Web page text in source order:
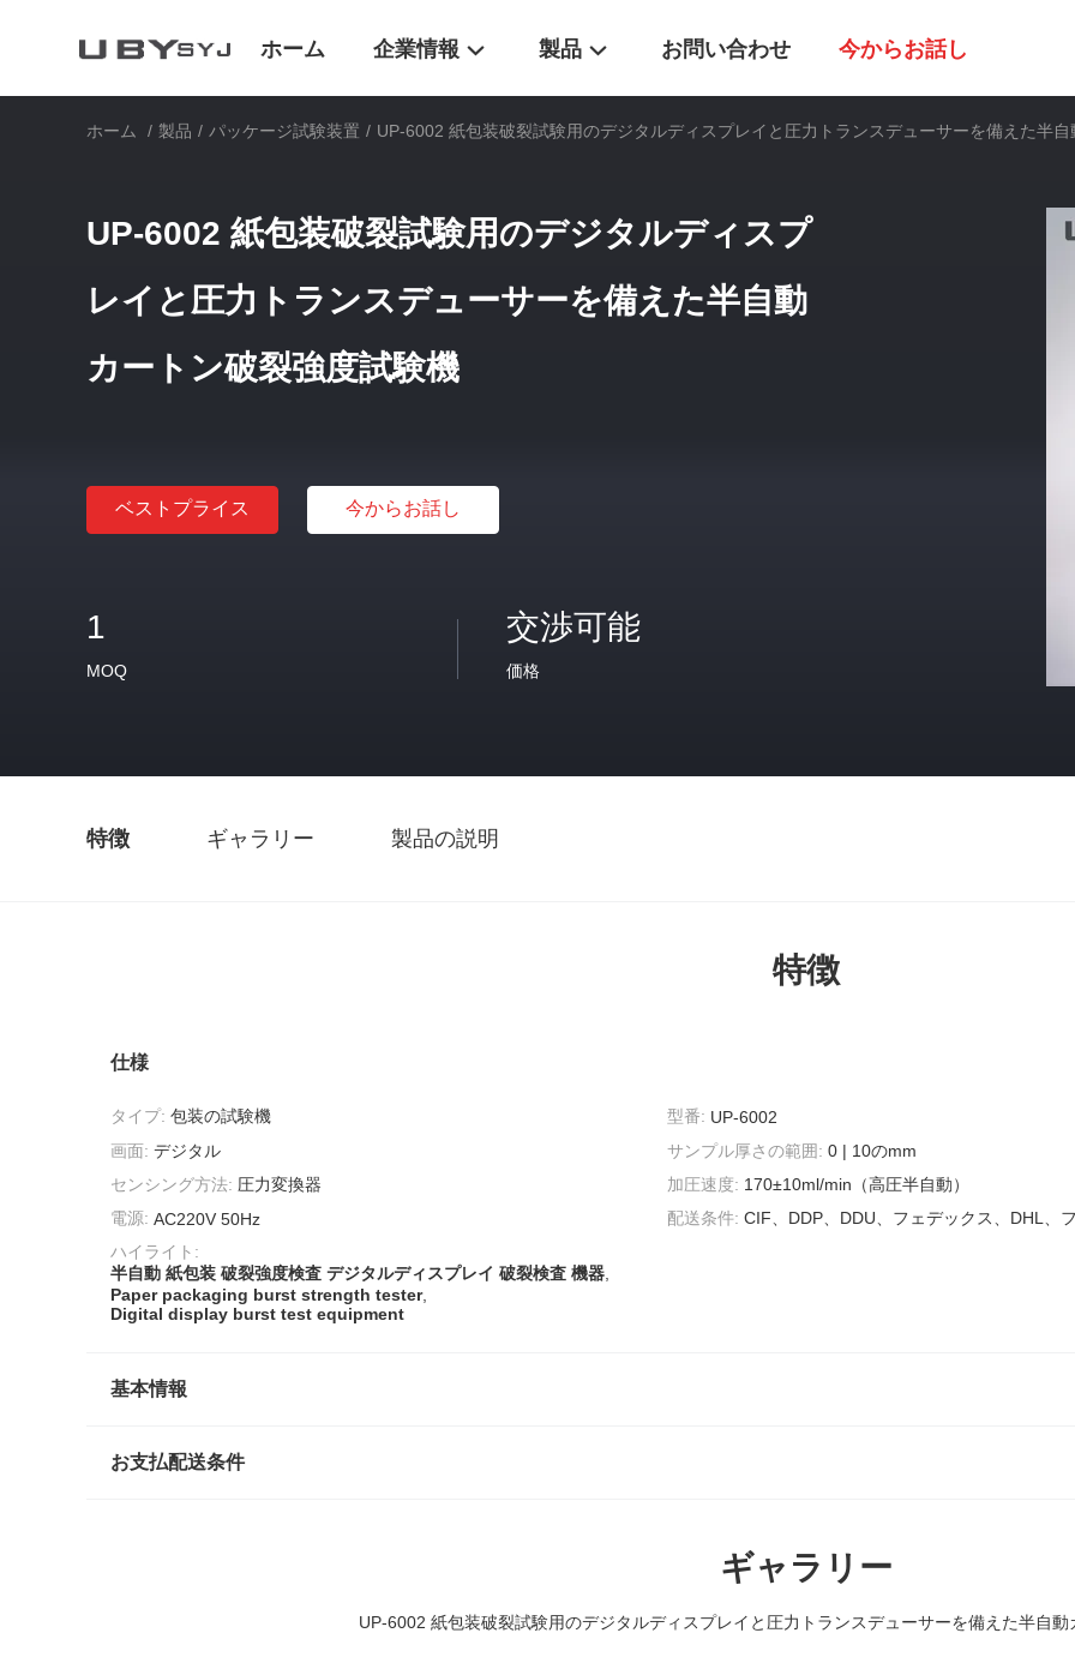
ホーム 企業情報 製品 お問い合わせ 今からお話し
ホーム / 製品 / パッケージ試験装置 / UP-6002 紙包装破裂試験用のデジタルディスプレイと圧力トランスデューサーを備えた半
UP-6002 紙包装破裂試験用のデジタルディスプ
レイと圧力トランスデューサーを備えた半自動
カートン破裂強度試験機
ベストプライス 今からお話し
1
MOQ
交渉可能
価格
特徴 ギャラリー 製品の説明
特徴
仕様
タイプ: 包装の試験機 型番: UP-6002
画面: デジタル サンプル厚さの範囲: 0 | 10のmm
センシング方法: 圧力変換器 加圧速度: 170±10ml/min（高圧半自動）
電源: AC220V 50Hz 配送条件: CIF、DDP、DDU、フェデックス、DHL、
ハイライト:
半自動 紙包装 破裂強度検査 デジタルディスプレイ 破裂検査 機器,
Paper packaging burst strength tester,
Digital display burst test equipment
基本情報
お支払配送条件
ギャラリー
UP-6002 紙包装破裂試験用のデジタルディスプレイと圧力トランスデューサーを備えた半自